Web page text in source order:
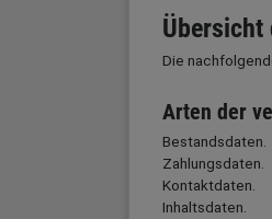
Übersicht
Die
Arten der
Bestandsdaten.
Zahlungsdaten.
Kontaktdaten.
Inhaltsdaten.